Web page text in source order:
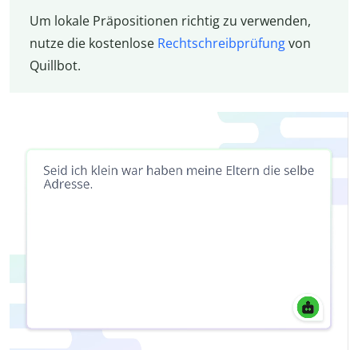
Um lokale Präpositionen richtig zu verwenden,
nutze die kostenlose Rechtschreibprüfungvon
Quillbot.